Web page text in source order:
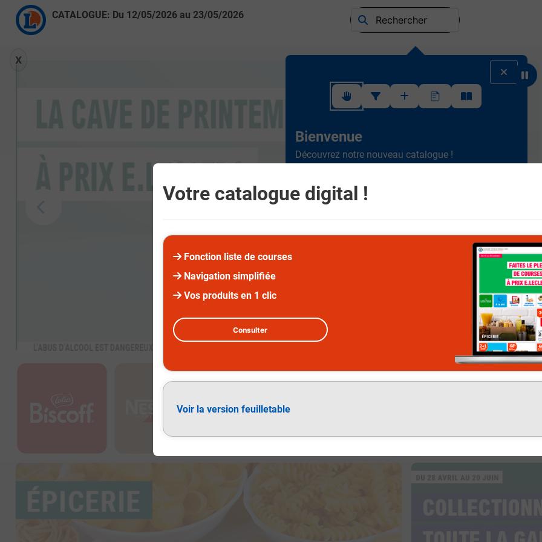
Votre catalogue digital !
Fonction liste de courses
Navigation simplifiée
Vos produits en 1 clic
Consulter
Voir la version feuilletable
CATALOGUE: Du 12/05/2026au 23/05/2026 Rechercher
X
Suivez ce rapide tutoriel pour apprendre à utiliser l'interface
Bienvenue
Découvrez notre nouveau catalogue !
simple à consulter.
naviguez entre les différents rayons.